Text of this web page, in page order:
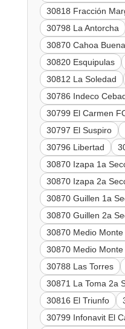
30818 Fracción
30798 La Antorcha
30870 Cahoa
30820 Esquipulas
30812 La Soledad
30786 Indeco
30799 El Carmen
30797 El Suspiro
30796 Libertad
30870 Izapa 1a
30870 Izapa 2a
30870 Guillen 1a
30870 Guillen 2a
30870 Medio Monte
30870 Medio Monte
30788 Las Torres
30871 La Toma 2a
30816 El Triunfo
30799 Infonavit El